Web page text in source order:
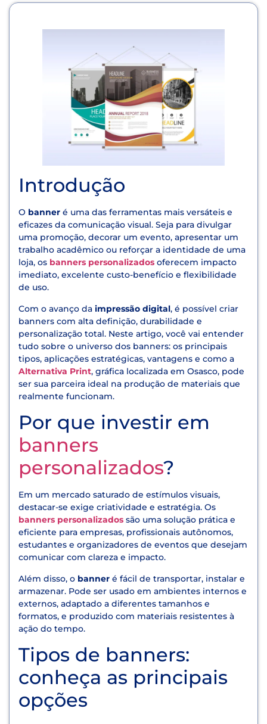
Introdução
O banner é uma das ferramentas mais versáteis e
eficazes da comunicação visual. Seja para divulgar
uma promoção, decorar um evento, apresentar um
trabalho acadêmico ou reforçar a identidade de uma
loja, os banners personalizados oferecem impacto
imediato, excelente custo-benefício e flexibilidade
de uso.
Com o avanço da impressão digital, é possível criar
banners com alta definição, durabilidade e
personalização total. Neste artigo, você vai entender
tudo sobre o universo dos banners: os principais
tipos, aplicações estratégicas, vantagens e como a
Alternativa Print, gráfica localizada em Osasco, pode
ser sua parceira ideal na produção de materiais que
realmente funcionam.
Por que investir em
banners
personalizados?
Em um mercado saturado de estímulos visuais,
destacar-se exige criatividade e estratégia. Os
banners personalizados são uma solução prática e
eficiente para empresas, profissionais autônomos,
estudantes e organizadores de eventos que desejam
comunicar com clareza e impacto.
Além disso, o banner é fácil de transportar, instalar e
armazenar. Pode ser usado em ambientes internos e
externos, adaptado a diferentes tamanhos e
formatos, e produzido com materiais resistentes à
ação do tempo.
Tipos de banners:
conheça as principais
opções